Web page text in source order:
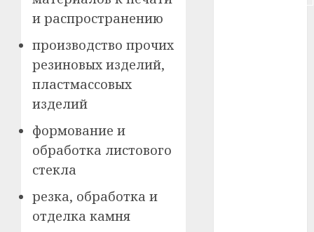
и распространению
производство прочих
резиновых изделий,
пластмассовых
изделий
формование и
обработка листового
стекла
резка, обработка и
отделка камня